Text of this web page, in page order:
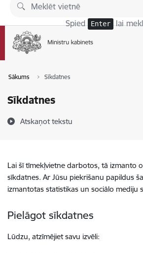
Pāriet uz lapas saturu
Spied Enter lai
Sākums Sīkdatnes
Sīkdatnes
Atskaņot tekstu
Lai šī tīmekļvietne darbotos, tā izmanto
sīkdatnes. Ar Jūsu piekrišanu papildus
izmantotas statistikas un sociālo mediju
Pielāgot sīkdatnes
Lūdzu, atzīmējiet savu izvēli: